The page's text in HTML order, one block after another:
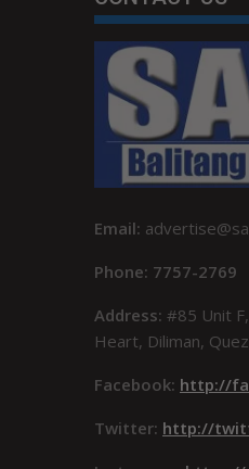
Email:
Phone: 7757-2769
Address: #85 Unit
Heart, Diliman,
Facebook: http://
Twitter: http://